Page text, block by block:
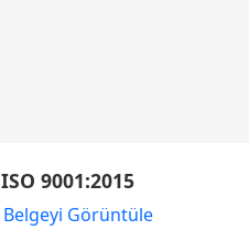
ISO 9001:2015
Belgeyi Görüntüle